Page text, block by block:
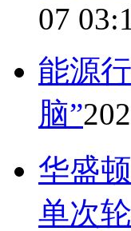
07
能源
脑”
华盛
单次轮